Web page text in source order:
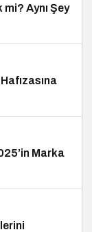
mi? Aynı Şey
Marka